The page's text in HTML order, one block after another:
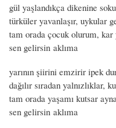
gül yaşlandıkça dikenine
türküler yavanlaşır, uykular
tam orada çocuk olurum,
sen gelirsin aklıma
yarının şiirini emzirir ipek
dağılır sıradan yalnızlıklar,
tam orada yaşamı kutsar
sen gelirsin aklıma